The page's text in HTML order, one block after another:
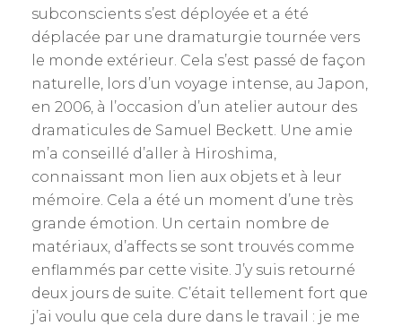
subconscients s’est déployée et a été
déplacée par une dramaturgie tournée vers
le monde extérieur. Cela s’est passé de façon
naturelle, lors d’un voyage intense, au Japon,
en 2006, à l’occasion d’un atelier autour des
dramaticules de Samuel Beckett. Une amie
m’a conseillé d’aller à Hiroshima,
connaissant mon lien aux objets et à leur
mémoire. Cela a été un moment d’une très
grande émotion. Un certain nombre de
matériaux, d’affects se sont trouvés comme
enflammés par cette visite. J’y suis retourné
deux jours de suite. C’était tellement fort que
j’ai voulu que cela dure dans le travail : je me